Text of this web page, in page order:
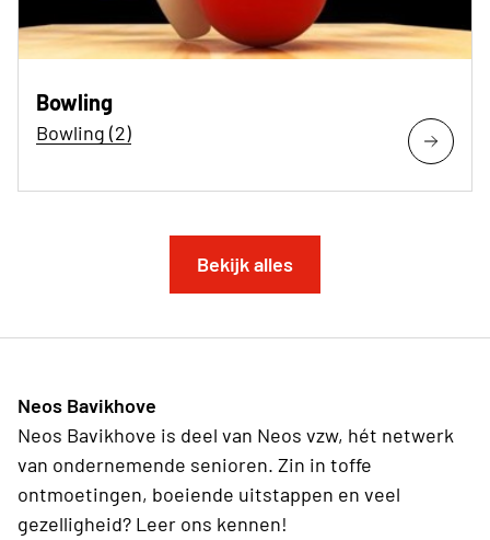
Bowling
Bowling (2)
Bekijk alles
Neos Bavikhove
Neos Bavikhove is deel van Neos vzw, hét netwerk
van ondernemende senioren. Zin in toffe
ontmoetingen, boeiende uitstappen en veel
gezelligheid? Leer ons kennen!